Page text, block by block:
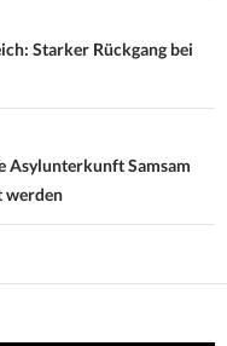
Starker Rückgang bei
Asylunterkunft Samsam
werden